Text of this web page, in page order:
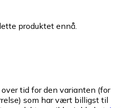
produktet ennå.
tid for den varianten (for
som har vært billigst til